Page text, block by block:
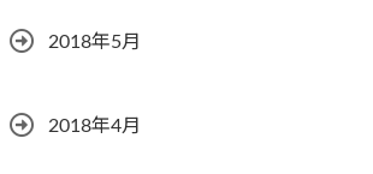
2018年5月
2018年4月